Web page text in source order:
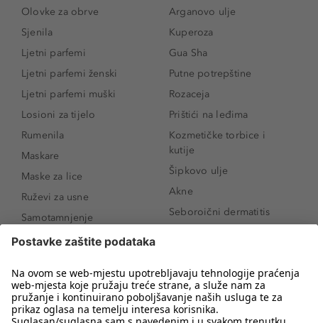
Olovke za obrve
Sjenila
Ljetni parfemi
Ljetni parfemi ženski
Ljetni parfemi muški
Losioni za tijelo
Rumenila
Maskare
Maske za lice
Ruževi za usne
Samotamnjenje
Puderi
Proizvodi za obrve
Sunce i zaštita
Serumi za lice
Arganovo ulje
Kuperoza
Gua Sha
Putne potrepštine
Rozaceja
Prištići na leđima
Kozmetičke torbice i
kutije
Šipkovo ulje
Akne
Seboroični dermatitis
Novo
Koji mi parfem
odgovara?